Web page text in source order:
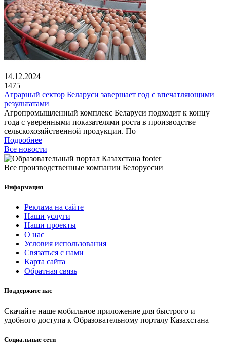
14.12.2024
1475
Аграрный сектор Беларуси завершает год с впечатляющими
результатами
Агропромышленный комплекс Беларуси подходит к концу
года с уверенными показателями роста в производстве
сельскохозяйственной продукции. По
Подробнее
Все новости
Все производственные компании Белоруссии
Информация
Реклама на сайте
Наши услуги
Наши проекты
О нас
Условия использования
Связаться с нами
Карта сайта
Обратная связь
Поддержите нас
Скачайте наше мобильное приложение для быстрого и
удобного доступа к Образовательному порталу Казахстана
Социальные сети